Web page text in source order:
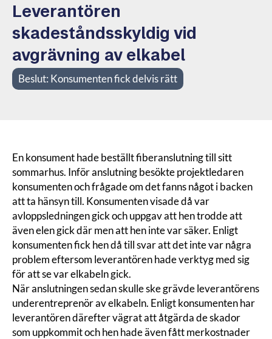
Leverantören
skadeståndsskyldig vid
avgrävning av elkabel
Beslut: Konsumenten fick delvis rätt
En konsument hade beställt fiberanslutning till sitt
sommarhus. Inför anslutning besökte projektledaren
konsumenten och frågade om det fanns något i backen
att ta hänsyn till. Konsumenten visade då var
avloppsledningen gick och uppgav att hen trodde att
även elen gick där men att hen inte var säker. Enligt
konsumenten fick hen då till svar att det inte var några
problem eftersom leverantören hade verktyg med sig
för att se var elkabeln gick.
När anslutningen sedan skulle ske grävde leverantörens
underentreprenör av elkabeln. Enligt konsumenten har
leverantören därefter vägrat att åtgärda de skador
som uppkommit och hen hade även fått merkostnader